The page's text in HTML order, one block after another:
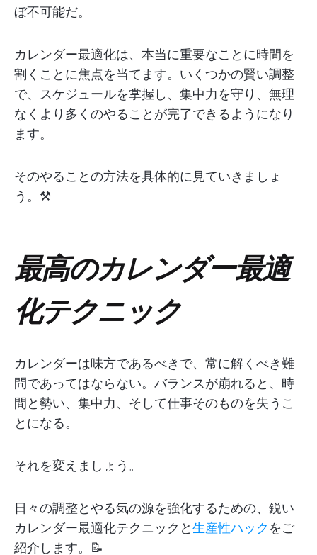
ぼ不可能だ。
カレンダー最適化は、本当に重要なことに時間を
割くことに焦点を当てます。いくつかの賢い調整
で、スケジュールを掌握し、集中力を守り、無理
なくより多くのやることが完了できるようになり
ます。
そのやることの方法を具体的に見ていきましょ
う。⚒️
最高のカレンダー最適
化テクニック
カレンダーは味方であるべきで、常に解くべき難
問であってはならない。バランスが崩れると、時
間と勢い、集中力、そして仕事そのものを失うこ
とになる。
それを変えましょう。
日々の調整とやる気の源を強化するための、鋭い
カレンダー最適化テクニックと生産性ハック をご
紹介します。📝